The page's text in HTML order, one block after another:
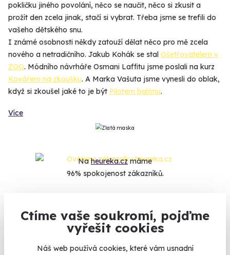
Ctíme vaše soukromí, pojďme
vyřešit cookies
Náš web používá cookies, které vám usnadní
pokličku jiného povolání, něco se naučit, něco si zkusit a
prožít den zcela jinak, stačí si vybrat. Třeba jsme se trefili do
vašeho dětského snu.
I známé osobnosti někdy zatouží dělat něco pro mě zcela
nového a netradičního. Jakub Kohák se stal Ošetřovatelem v
ZOO. Módního návrháře Osmani Laffitu jsme poslali na kurz
Kovářem na zkoušku. A Marka Vašuta jsme vynesli do oblak,
když si zkoušel jaké to je být Pilotem balónu.
Více
Naheureka.czmáme
96% spokojenost zákazníků.
Co si o nás myslí